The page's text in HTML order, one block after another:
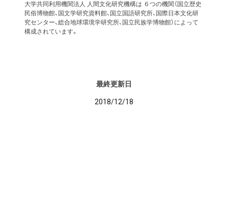
大学共同利用機関法人 人間文化研究機構は ６つの機関（国立歴史
民俗博物館、国文学研究資料館、国立国語研究所、国際日本文化研
究センター、総合地球環境学研究所、国立民族学博物館）によって
構成されています。
最終更新日
2018/12/18